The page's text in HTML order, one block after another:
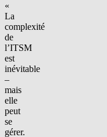
«
La
complexité
de
l’ITSM
est
inévitable
–
mais
elle
peut
se
gérer.